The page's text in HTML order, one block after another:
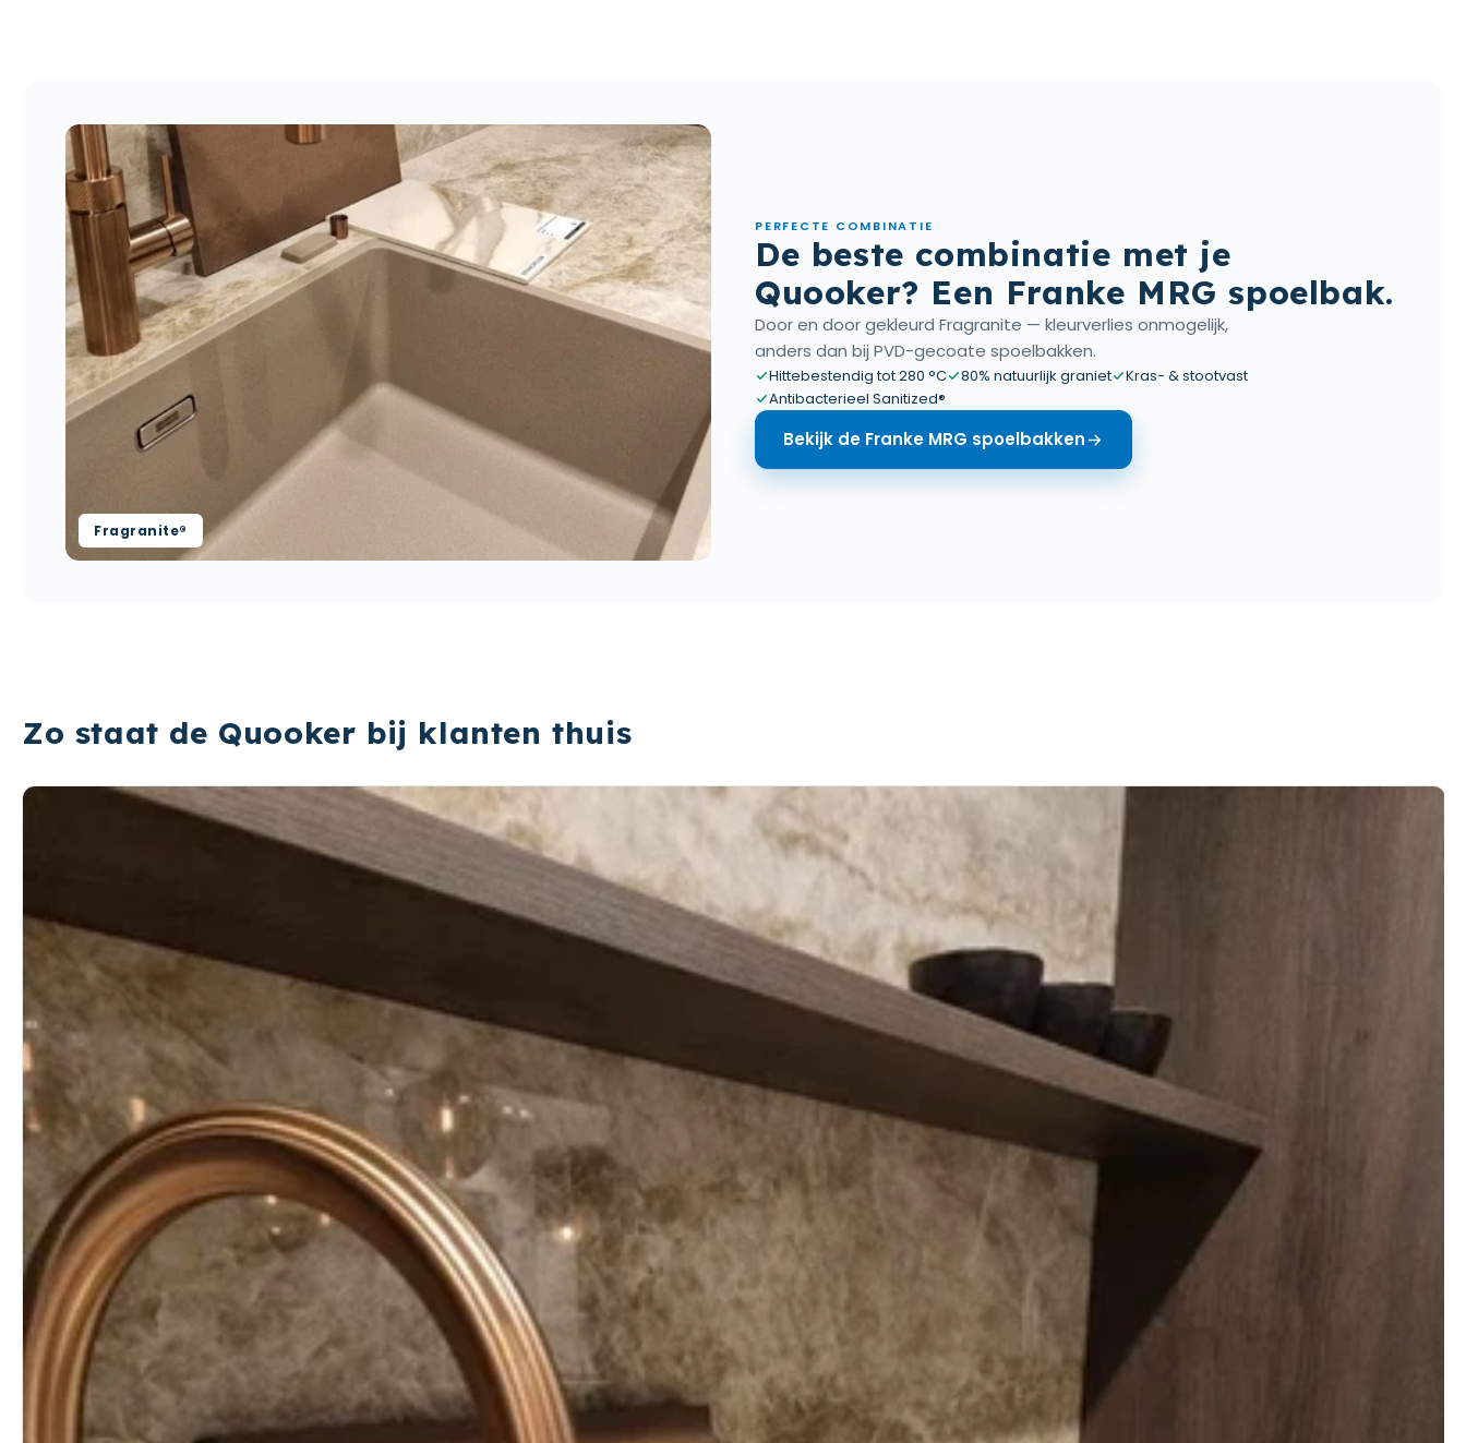
Fragranite®
PERFECTE COMBINATIE
De beste combinatie met je
Quooker? Een Franke MRG spoelbak.
Door en door gekleurd Fragranite — kleurverlies onmogelijk,
anders dan bij PVD-gecoate spoelbakken.
Hittebestendig tot 280 °C 80% natuurlijk graniet
Kras- & stootvast
Antibacterieel Sanitized®
Bekijk de Franke MRG spoelbakken
Zo staat de Quooker bij klanten thuis